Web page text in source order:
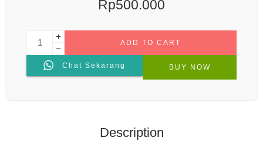
Rp500.000
ADD TO CART
Chat Sekarang BUY NOW
Description